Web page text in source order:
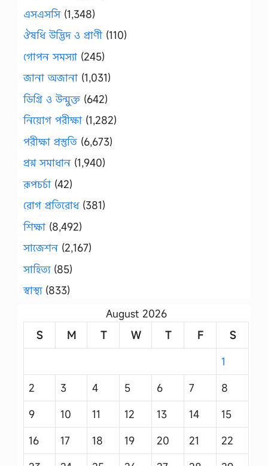
এসএসসি(1,348)
ঔষধি উদ্ভিদ ও প্রাণী (110)
গোপন সমস্যা (245)
জানা অজানা (1,031)
ডিগ্রি ও উন্মুক্ত (642)
নিয়োগ পরীক্ষা (1,282)
পরীক্ষা প্রস্তুতি (6,673)
প্রশ্ন সমাধান (1,940)
রূপচর্চা (42)
রোগ প্রতিরোধ(381)
শিক্ষা (8,492)
সাজেশন (2,167)
সাহিত্য(85)
স্বাস্থ্য(833)
August 2026
S
M T W T F
S
1
2
3 4 5 6 7
8
9
10 11 12 13 14
15
16
17 18 19 20 21
22